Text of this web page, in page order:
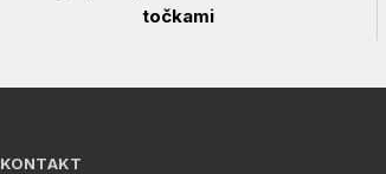
točkami
KONTAKT